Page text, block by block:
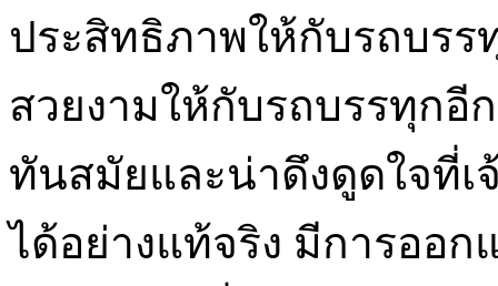
ประสิทธิภาพให้กับรถบรร
สวยงามให้กับรถบรรทุกอี
ทันสมัยและน่าดึงดูดใจที่เ
ได้อย่างแท้จริง มีการออ